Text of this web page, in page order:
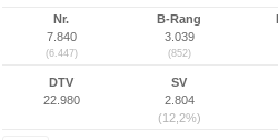
Nr.
7.840
(6.447)
B-Rang
3.039
(852)
DTV
22.980
SV
2.804
(12,2%)